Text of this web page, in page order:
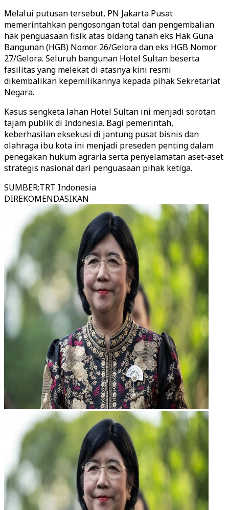
Melalui putusan tersebut, PN Jakarta Pusat
memerintahkan pengosongan total dan pengembalian
hak penguasaan fisik atas bidang tanah eks Hak Guna
Bangunan (HGB) Nomor 26/Gelora dan eks HGB Nomor
27/Gelora. Seluruh bangunan Hotel Sultan beserta
fasilitas yang melekat di atasnya kini resmi
dikembalikan kepemilikannya kepada pihak Sekretariat
Negara.
Kasus sengketa lahan Hotel Sultan ini menjadi sorotan
tajam publik di Indonesia. Bagi pemerintah,
keberhasilan eksekusi di jantung pusat bisnis dan
olahraga ibu kota ini menjadi preseden penting dalam
penegakan hukum agraria serta penyelamatan aset-aset
strategis nasional dari penguasaan pihak ketiga.
SUMBER:TRT Indonesia
DIREKOMENDASIKAN